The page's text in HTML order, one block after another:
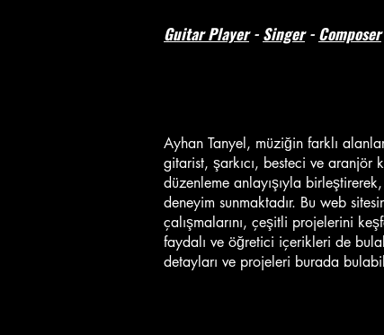
Guitar Player- Singer- Composer
Ayhan Tanyel, müziğin farklı
gitarist, şarkıcı, besteci ve aranjör
düzenleme anlayışıyla
deneyim sunmaktadır. Bu web
çalışmalarını, çeşitli projelerini
faydalı ve öğretici içerikleri de
detayları ve projeleri burada